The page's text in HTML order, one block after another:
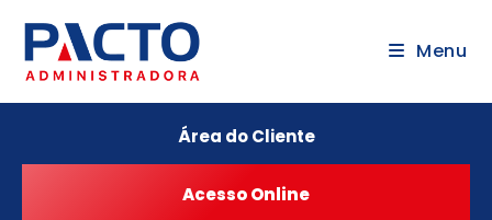
Menu
Área do Cliente